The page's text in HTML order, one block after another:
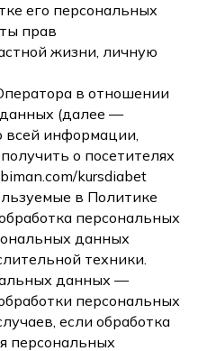
его персональных
прав
жизни, личную
в отношении
(далее —
всей информации,
о посетителях
kursdiabet
в Политике
персональных
данных
техники.
данных —
персональных
если обработка
персональных